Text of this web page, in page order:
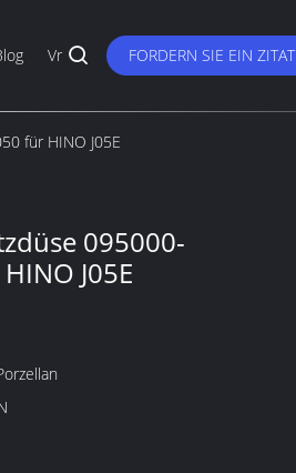
Vr FORDERN SIE EIN ZITAT
für HINO J05E
095000-
J05E